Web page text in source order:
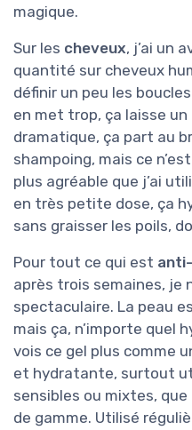
magique.
Sur les cheveux, j’ai un
quantité sur cheveux
définir un peu les
en met trop, ça laisse
dramatique, ça part au
shampoing, mais ce
plus agréable que j’ai
en très petite dose, ça
sans graisser les poils,
Pour tout ce qui est
après trois semaines, je
spectaculaire. La peau
mais ça, n’importe quel
vois ce gel plus comme
et hydratante, surtout
sensibles ou mixtes,
de gamme. Utilisé